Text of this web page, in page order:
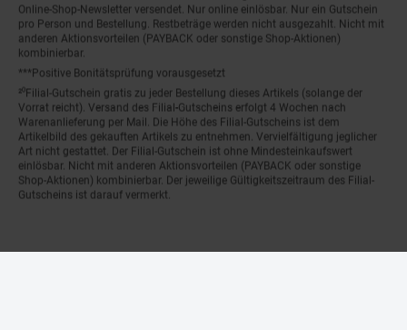
Online-Shop-Newsletter versendet. Nur online einlösbar. Nur ein Gutschein
pro Person und Bestellung. Restbeträge werden nicht ausgezahlt. Nicht mit
anderen Aktionsvorteilen (PAYBACK oder sonstige Shop-Aktionen)
kombinierbar.
***Positive Bonitätsprüfung vorausgesetzt
²⁰Filial-Gutschein gratis zu jeder Bestellung dieses Artikels (solange der
Vorrat reicht). Versand des Filial-Gutscheins erfolgt 4 Wochen nach
Warenanlieferung per Mail. Die Höhe des Filial-Gutscheins ist dem
Artikelbild des gekauften Artikels zu entnehmen. Vervielfältigung jeglicher
Art nicht gestattet. Der Filial-Gutschein ist ohne Mindesteinkaufswert
einlösbar. Nicht mit anderen Aktionsvorteilen (PAYBACK oder sonstige
Shop-Aktionen) kombinierbar. Der jeweilige Gültigkeitszeitraum des Filial-
Gutscheins ist darauf vermerkt.